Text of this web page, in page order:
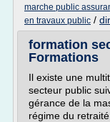
marche public
en travaux public /
formation
Formations
Il existe une
secteur public
gérance de la
régime du